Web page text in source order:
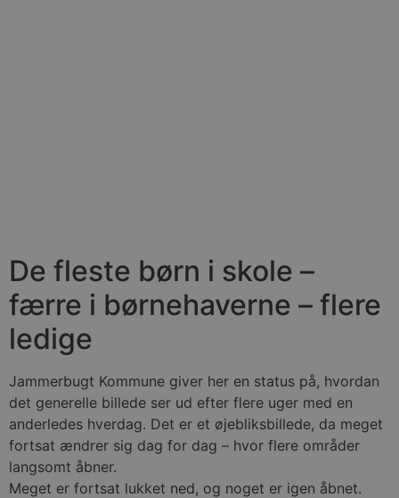
De fleste børn i skole –
færre i børnehaverne – flere
ledige
Jammerbugt Kommune giver her en status på, hvordan
det generelle billede ser ud efter flere uger med en
anderledes hverdag. Det er et øjebliksbillede, da meget
fortsat ændrer sig dag for dag – hvor flere områder
langsomt åbner.
Meget er fortsat lukket ned, og noget er igen åbnet.